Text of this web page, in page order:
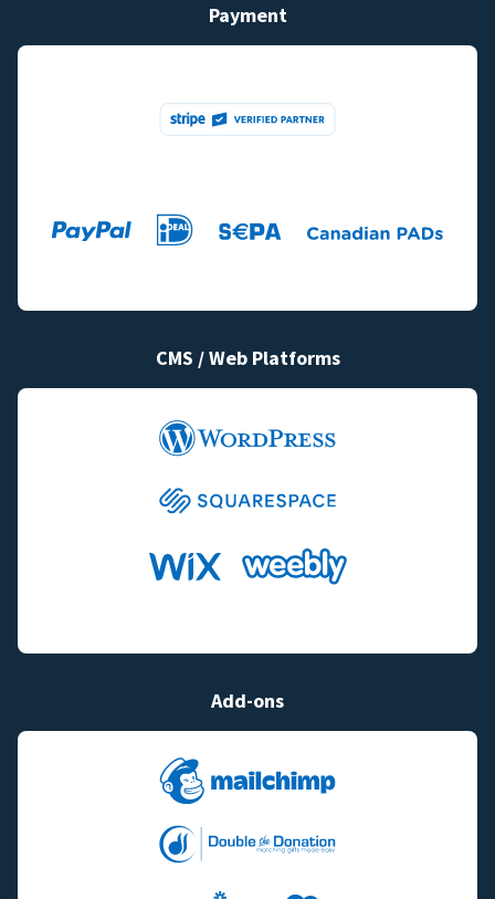
Payment
CMS / Web Platforms
Add-ons